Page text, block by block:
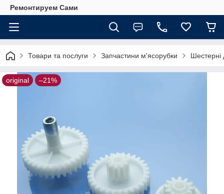
Ремонтируем Сами
Товари та послуги Запчастини м'ясорубки Шестерні
original –21%